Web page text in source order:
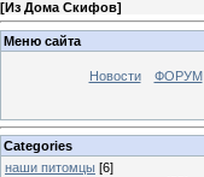
[Из Дома Скифов]
Меню сайта
Новости ФОРУМ
Categories
наши питомцы [6]